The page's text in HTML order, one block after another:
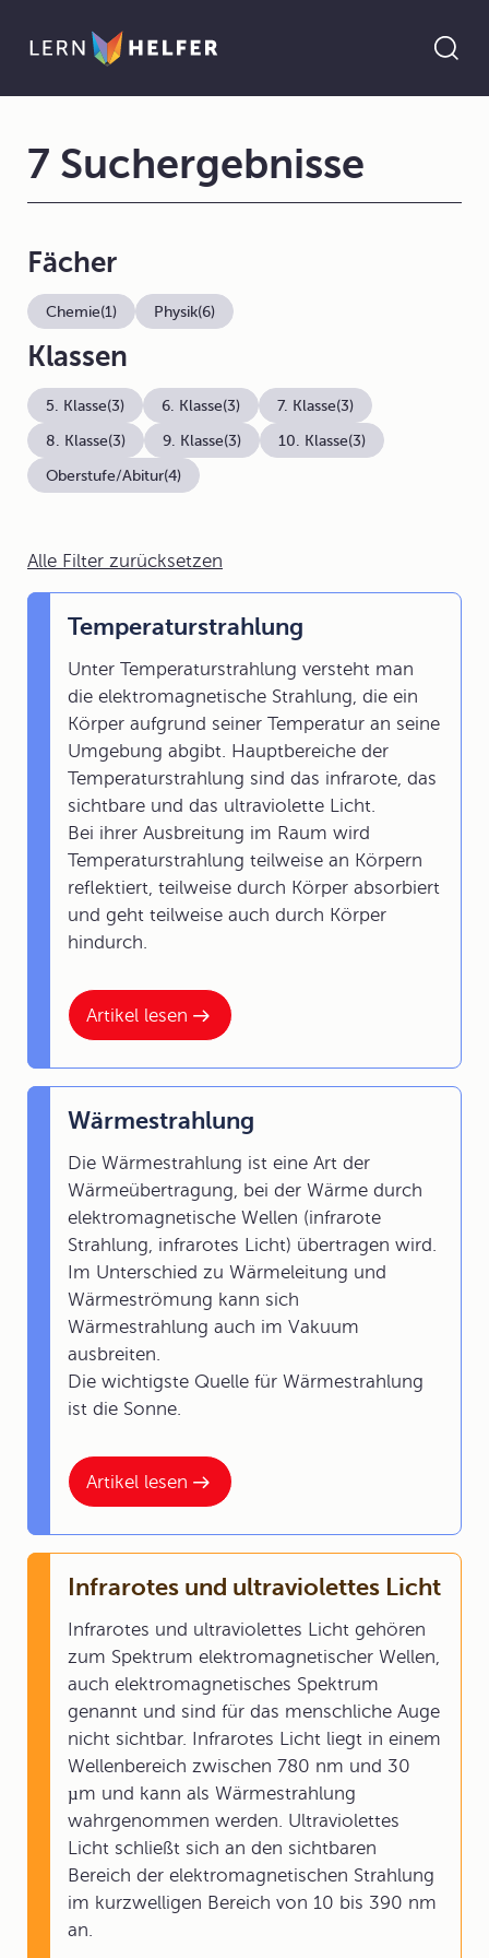
Alle Filter zurücksetzen
Artikel lesen
Temperaturstrahlung
Unter Temperaturstrahlung versteht man
die elektromagnetische Strahlung, die ein
Körper aufgrund seiner Temperatur an seine
Umgebung abgibt. Hauptbereiche der
Temperaturstrahlung sind das infrarote, das
sichtbare und das ultraviolette Licht.
Bei ihrer Ausbreitung im Raum wird
Temperaturstrahlung teilweise an Körpern
reflektiert, teilweise durch Körper absorbiert
und geht teilweise auch durch Körper
hindurch.
Artikel lesen
Wärmestrahlung
Die Wärmestrahlung ist eine Art der
Wärmeübertragung, bei der Wärme durch
elektromagnetische Wellen (infrarote
Strahlung, infrarotes Licht) übertragen wird.
Im Unterschied zu Wärmeleitung und
Wärmeströmung kann sich
Wärmestrahlung auch im Vakuum
ausbreiten.
Die wichtigste Quelle für Wärmestrahlung
ist die Sonne.
Infrarotes und ultraviolettes Licht
Infrarotes und ultraviolettes Licht gehören
zum Spektrum elektromagnetischer Wellen,
auch elektromagnetisches Spektrum
genannt und sind für das menschliche Auge
nicht sichtbar. Infrarotes Licht liegt in einem
Wellenbereich zwischen 780 nm und 30
µm und kann als Wärmestrahlung
wahrgenommen werden. Ultraviolettes
Licht schließt sich an den sichtbaren
Bereich der elektromagnetischen Strahlung
im kurzwelligen Bereich von 10 bis 390 nm
an.
7 Suchergebnisse
Fächer
Chemie(1) Physik(6)
Klassen
5. Klasse(3) 6. Klasse(3) 7. Klasse(3)
8. Klasse(3) 9. Klasse(3) 10. Klasse(3)
Oberstufe/Abitur(4)